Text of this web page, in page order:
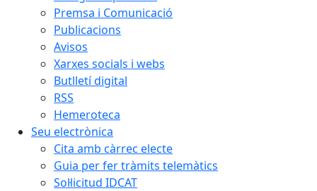
Premsa i Comunicació
Publicacions
Avisos
Xarxes socials i webs
Butlletí digital
RSS
Hemeroteca
Seu electrònica
Cita amb càrrec electe
Guia per fer tràmits telemàtics
Sol·licitud IDCAT